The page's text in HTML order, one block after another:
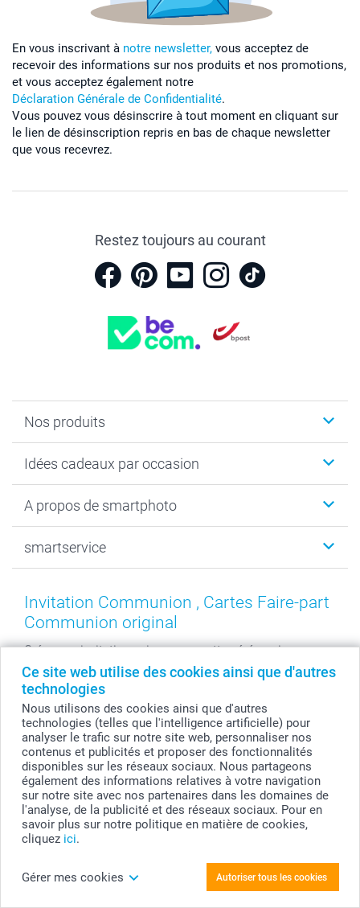
Ce site web utilise des cookies ainsi que d'autres
technologies
Nous utilisons des cookies ainsi que d'autres
technologies (telles que l'intelligence artificielle) pour
analyser le trafic sur notre site web, personnaliser nos
contenus et publicités et proposer des fonctionnalités
disponibles sur les réseaux sociaux. Nous partageons
également des informations relatives à votre navigation
sur notre site avec nos partenaires dans les domaines de
l'analyse, de la publicité et des réseaux sociaux. Pour en
savoir plus sur notre politique en matière de cookies,
cliquez ici.
Gérer mes cookies Autoriser tous les cookies
En vous inscrivant à notre newsletter, vous acceptez de
recevoir des informations sur nos produits et nos promotions,
et vous acceptez également notre
Déclaration Générale de Confidentialité.
Vous pouvez vous désinscrire à tout moment en cliquant sur
le lien de désinscription repris en bas de chaque newsletter
que vous recevrez.
Restez toujours au courant
Nos produits
Cadeaux photo
Tirage photo & agrandissement
MyNameBook
Stickers & Etiquettes
Cadres photo, accessoires déco & bonbons
Idées cadeaux par occasion
Anniversaire
Fin d'études
Naissance & baptême
Fête des Pères
Communion
Saint-Valentin
Vacances
A propos de smartphoto
Durabilité
Conditions
Droit de rétraction
Vie privée
Gestion des cookies
Tarifs
Investisseurs
Droit de rétractation
smartservice
smartgarantie
smartbonus
Modes de livraison
Grandes Quantités
Statut de ma commande
Invitation Communion , Cartes Faire-part
Communion original
Créez une invitation unique pour cette cérémonie
importante dans la vie de votre enfant. Notre vaste
collection de cartes de communion vous aide à
accompagner ce moment spécial avec style. Choisissez
un design qui reflète parfaitement la personnalité de votre
enfant et ajoutez les détails qui précisent l'heure et le
lieu. Chaque carte devient ainsi bien plus qu'une simple
invitation, un support qui donne à l'évènement toute son
importance symbolique, et qui gardera vivant le souvenir
de cette journée exceptionnelle pour les années à venir.
Un produit pour chaque envie !
Leader de l'impression numérique en ligne pour